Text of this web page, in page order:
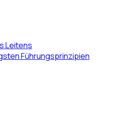
Leitens
Führungsprinzipien